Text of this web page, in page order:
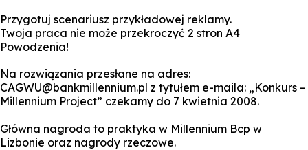
Przygotuj scenariusz przykładowej reklamy.
Twoja praca nie może przekroczyć 2 stron A4
Powodzenia!
Na rozwiązania przesłane na adres:
CAGWU@bankmillennium.pl z tytułem e-maila: „Konkurs –
Millennium Project” czekamy do 7 kwietnia 2008.
Główna nagroda to praktyka w Millennium Bcp w
Lizbonie oraz nagrody rzeczowe.